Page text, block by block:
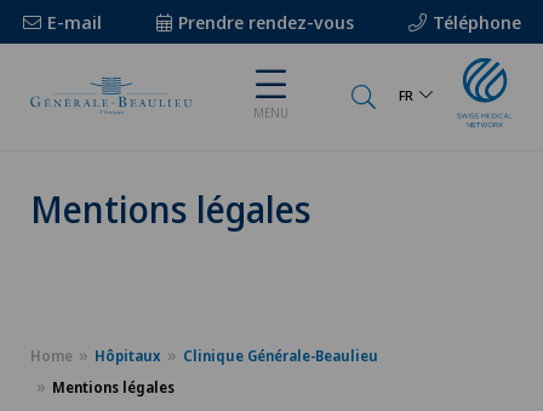
E-mail Prendre rendez-vous Téléphone
MENU
FR
Mentions légales
Home Hôpitaux
Clinique Générale-Beaulieu
Mentions légales